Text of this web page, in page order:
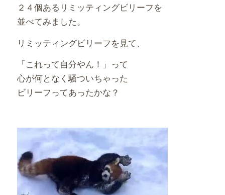
２４個あるリミッティングビリーフを
並べてみました。
リミッティングビリーフを見て、
「これって自分やん！」って
心が何となく騒ついちゃった
ビリーフってあったかな？